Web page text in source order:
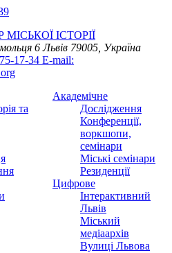
МІСЬКОЇ ІСТОРІЇ
6Львів 79005, Україна
17-34 E-mail:
та
Академічне
Дослідження
Конференції,
воркшопи,
семінари
Міські семінари
Резиденції
Цифрове
Інтерактивний
Львів
Міський
медіаархів
Вулиці Львова